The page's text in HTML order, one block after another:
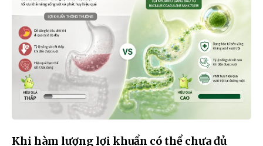
Khi hàm lượng lợi khuẩn có thể chưa đủ